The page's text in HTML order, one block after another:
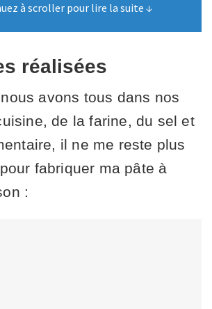
à scroller pour lire la suite ↓
réalisées
avons tous dans nos
de la farine, du sel et
il ne me reste plus
fabriquer ma pâte à
: